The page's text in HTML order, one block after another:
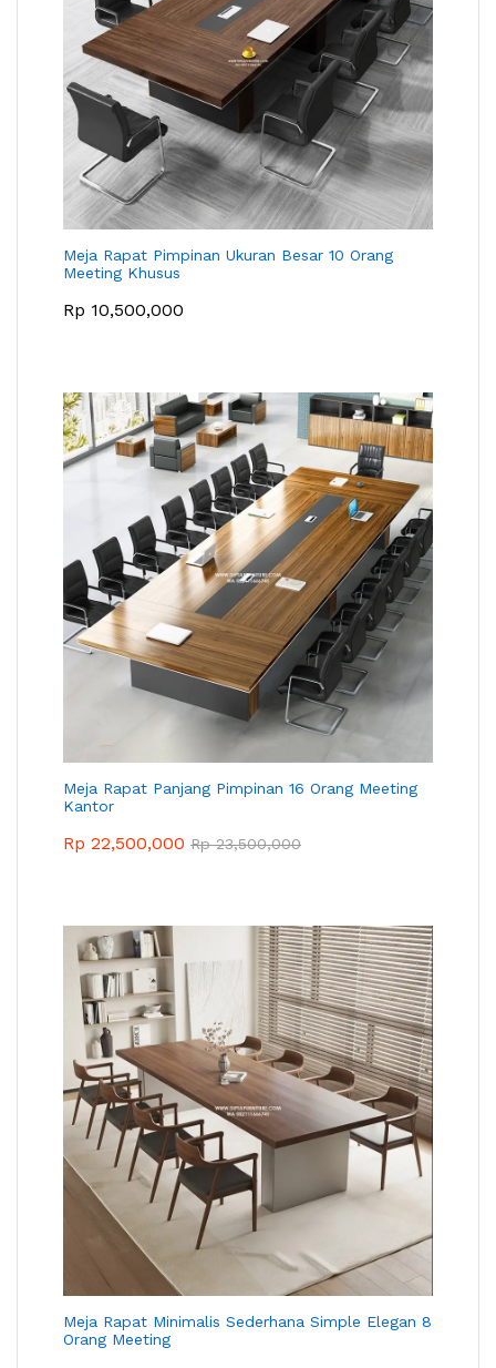
Meja Rapat Pimpinan Ukuran Besar 10 Orang
Meeting Khusus
Rp 10,500,000
Meja Rapat Panjang Pimpinan 16 Orang Meeting
Kantor
Rp 22,500,000 Rp23,500,000
Meja Rapat Minimalis Sederhana Simple Elegan 8
Orang Meeting